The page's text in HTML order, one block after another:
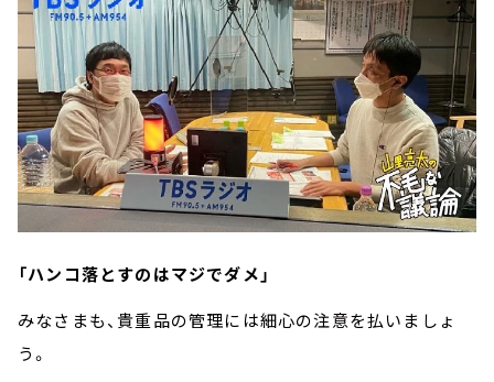
「ハンコ落とすのはマジでダメ」
みなさまも、貴重品の管理には細心の注意を払いましょ
う。